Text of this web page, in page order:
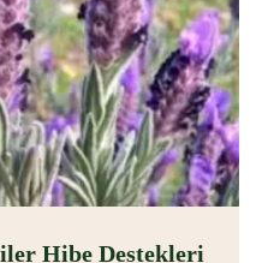
Hibe Destekleri